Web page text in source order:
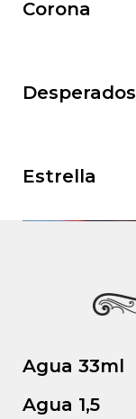
Corona
Desperados
Estrella
Agua 33ml
Agua 1,5